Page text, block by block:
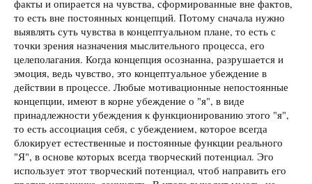
факты и опирается на чувства, сформированные вне фактов,
то есть вне постоянных концепций. Потому сначала нужно
выявлять суть чувства в концептуальном плане, то есть с
точки зрения назначения мыслительного процесса, его
целеполагания. Когда концепция осознанна, разрушается и
эмоция, ведь чувство, это концептуальное убеждение в
действии в процессе. Любые мотивационные непостоянные
концепции, имеют в корне убеждение о "я", в виде
принадлежности убеждения к функционированию этого "я",
то есть ассоциация себя, с убеждением, которое всегда
блокирует естественные и постоянные функции реального
"Я", в основе которых всегда творческий потенциал. Эго
использует этот творческий потенциал, чтоб направить его